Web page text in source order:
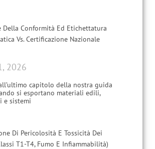
Della Conformità Ed Etichettatura
Vs. Certificazione Nazionale
2026
capitolo della nostra guida
si esportano materiali edili,
e sistemi
Di Pericolosità E Tossicità Dei
T1-T4, Fumo E Infiammabilità)